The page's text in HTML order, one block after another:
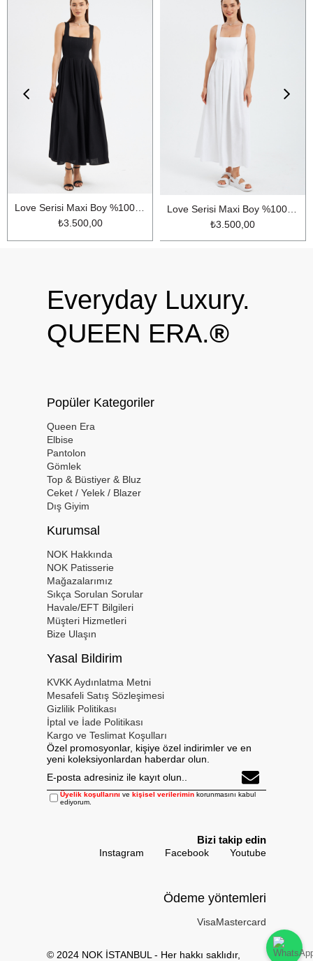
Love Serisi Maxi Boy %100 Keten Elbise Siyah
₺3.500,00
₺3.500,00
Everyday Luxury.
QUEEN ERA.®
Popüler Kategoriler
Queen Era
Elbise
Pantolon
Gömlek
Top & Büstiyer & Bluz
Ceket / Yelek / Blazer
Dış Giyim
Kurumsal
NOK Hakkında
NOK Patisserie
Mağazalarımız
Sıkça Sorulan Sorular
Havale/EFT Bilgileri
Müşteri Hizmetleri
Bize Ulaşın
Yasal Bildirim
KVKK Aydınlatma Metni
Mesafeli Satış Sözleşimesi
Gizlilik Politikası
İptal ve İade Politikası
Kargo ve Teslimat Koşulları
Özel promosyonlar, kişiye özel indirimler ve en
yeni koleksiyonlardan haberdar olun.
Üyelik koşullarını vekişisel verilerimin korunmasını kabul
ediyorum.
Bizi takip edin
Instagram Facebook Youtube
Ödeme yöntemleri
VisaMastercard
© 2024 NOK İSTANBUL - Her hakkı saklıdır,